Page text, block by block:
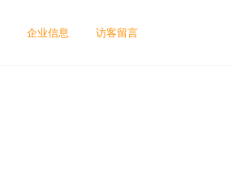
企业信息 访客留言